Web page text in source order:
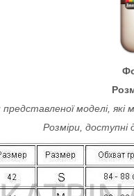
моделі,
Розміри, доступні